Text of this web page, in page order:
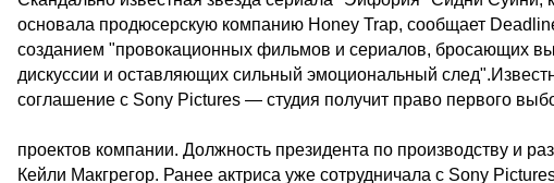
основала продюсерскую компанию Honey Trap, сообщает
созданием "провокационных фильмов и сериалов, бросающих
дискуссии и оставляющих сильный эмоциональный
соглашение с Sony Pictures — студия получит право первого
проектов компании. Должность президента по производству и
Кейли Макгрегор. Ранее актриса уже сотрудничала с Sony